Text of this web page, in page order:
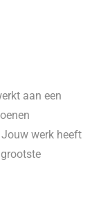
aan een
werk heeft